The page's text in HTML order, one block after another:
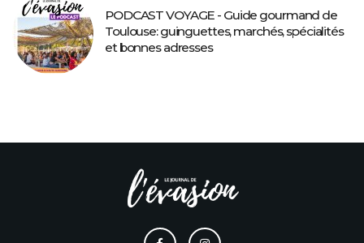
PODCAST VOYAGE - Guide gourmand de
Toulouse: guinguettes, marchés, spécialités
et bonnes adresses